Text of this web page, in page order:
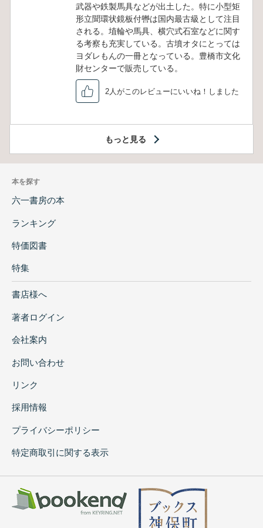
武器や鉄製馬具などが出土した。特に小型矩
形立聞環状鏡板付轡は国内最古級として注目
される。埴輪や馬具、横穴式石室などに関す
る考察も充実している。古墳オタにとっては
ヨダレもんの一冊となっている。豊橋市文化
財センターで販売している。
2人がこのレビューにいいね！しました
もっと見る
本を探す
六一書房の本
ランキング
特価図書
特集
書店様へ
著者ログイン
会社案内
お問い合わせ
リンク
採用情報
プライバシーポリシー
特定商取引に関する表示